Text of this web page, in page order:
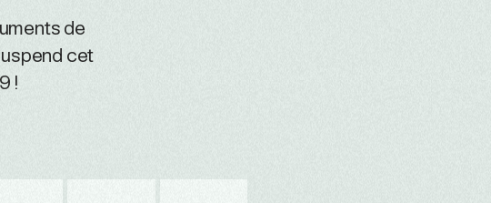
de
cet
!